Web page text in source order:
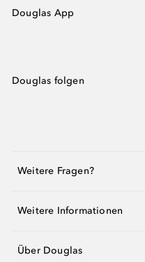
Douglas App
Douglas folgen
Weitere Fragen?
Weitere Informationen
Über Douglas